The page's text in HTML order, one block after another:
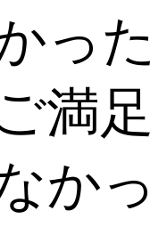
っ
満
か